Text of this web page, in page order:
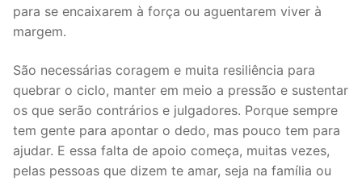
para se encaixarem à força ou aguentarem viver à
margem.
São necessárias coragem e muita resiliência para
quebrar o ciclo, manter em meio a pressão e sustentar
os que serão contrários e julgadores. Porque sempre
tem gente para apontar o dedo, mas pouco tem para
ajudar. E essa falta de apoio começa, muitas vezes,
pelas pessoas que dizem te amar, seja na família ou